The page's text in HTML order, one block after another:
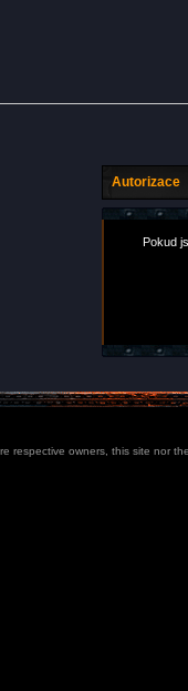
Autorizace
Pokud
respective owners, this site nor